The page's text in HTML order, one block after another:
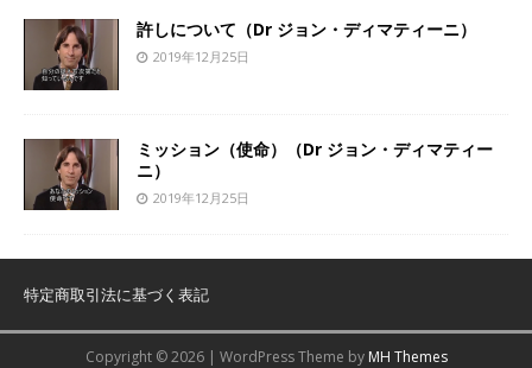
許しについて（Dr ジョン・ディマティーニ）
2019年12月25日
ミッション（使命）（Dr ジョン・ディマティー
ニ）
2019年12月25日
特定商取引法に基づく表記
Copyright © 2026 | WordPress Theme by MH Themes